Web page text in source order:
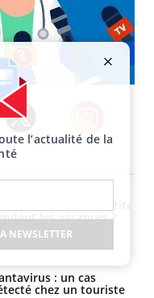
Twitter Instagram
attire l'attention
chercheurs
oublier les
en vacances ?
l’actualité de la
NEWSLETTER